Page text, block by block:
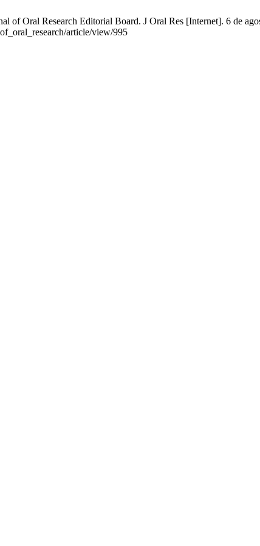
of Oral Research Editorial Board. J Oral Res [Internet]. 6 de
article/view/995